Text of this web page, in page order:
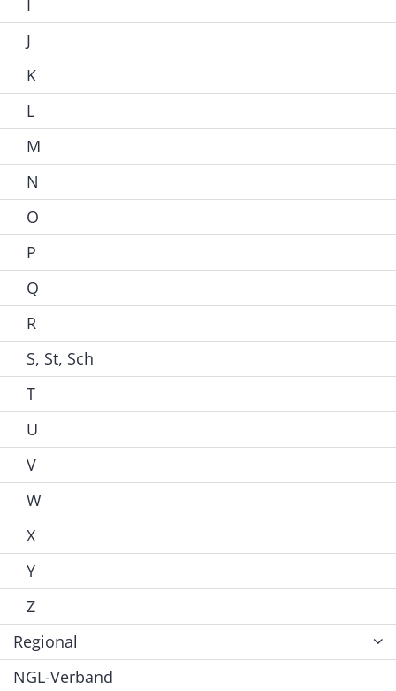
J
K
L
M
N
O
P
Q
R
S, St, Sch
T
U
V
W
X
Y
Z
Regional
NGL-Verband